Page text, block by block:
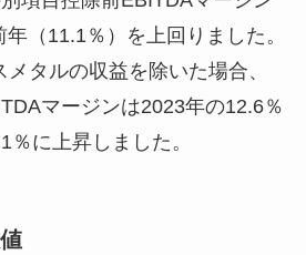
（11.1％）を上回りました。
タルの収益を除いた場合、
マージンは2023年の12.6％
に上昇しました。